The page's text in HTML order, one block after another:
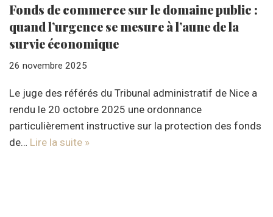
Fonds de commerce sur le domaine public :
quand l’urgence se mesure à l’aune de la
survie économique
26 novembre 2025
Le juge des référés du Tribunal administratif de Nice a
rendu le 20 octobre 2025 une ordonnance
particulièrement instructive sur la protection des fonds
de… Lire la suite »